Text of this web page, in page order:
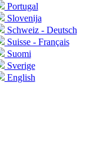
Portugal
Slovenija
Schweiz - Deutsch
Suisse - Français
Suomi
Sverige
English